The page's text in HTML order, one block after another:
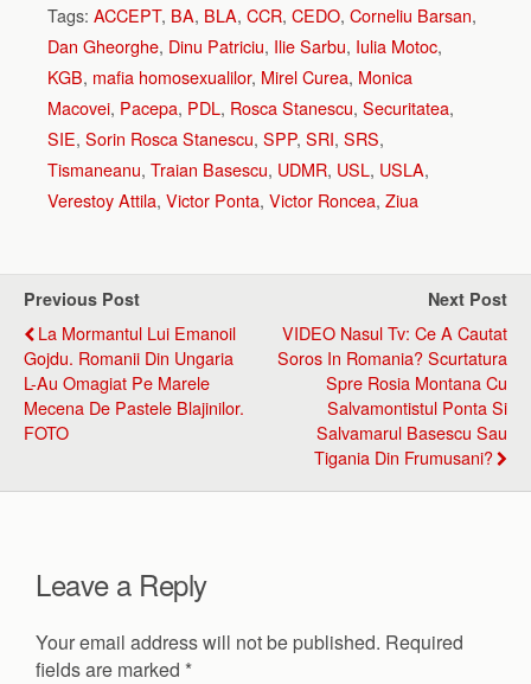
Tags: ACCEPT, BA, BLA, CCR, CEDO, Corneliu Barsan,
Dan Gheorghe, Dinu Patriciu, Ilie Sarbu, Iulia Motoc,
KGB, mafia homosexualilor, Mirel Curea, Monica
Macovei, Pacepa, PDL, Rosca Stanescu, Securitatea,
SIE, Sorin Rosca Stanescu, SPP, SRI, SRS,
Tismaneanu, Traian Basescu, UDMR, USL, USLA,
Verestoy Attila, Victor Ponta, Victor Roncea, Ziua
Previous Post
La Mormantul Lui Emanoil
Gojdu. Romanii Din Ungaria
L-Au Omagiat Pe Marele
Mecena De Pastele Blajinilor.
FOTO
Next Post
VIDEO Nasul Tv: Ce A Cautat
Soros In Romania? Scurtatura
Spre Rosia Montana Cu
Salvamontistul Ponta Si
Salvamarul Basescu Sau
Tigania Din Frumusani?
Leave a Reply
Your email address will not be published. Required
fields are marked *